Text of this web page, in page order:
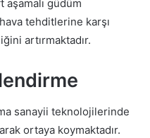
aşamalı güdüm
tehditlerine karşı
artırmaktadır.
sanayii teknolojilerinde
ortaya koymaktadır.